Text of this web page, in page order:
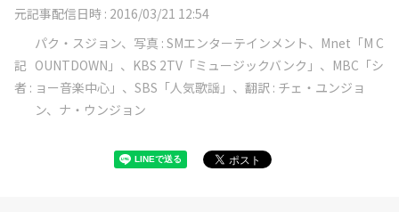
元記事配信日時 : 2016/03/21 12:54
記
者 :
パク・スジョン、写真 : SMエンターテインメント、Mnet「M C
OUNTDOWN」、KBS 2TV「ミュージックバンク」、MBC「シ
ョー音楽中心」、SBS「人気歌謡」、翻訳 : チェ・ユンジョ
ン、ナ・ウンジョン